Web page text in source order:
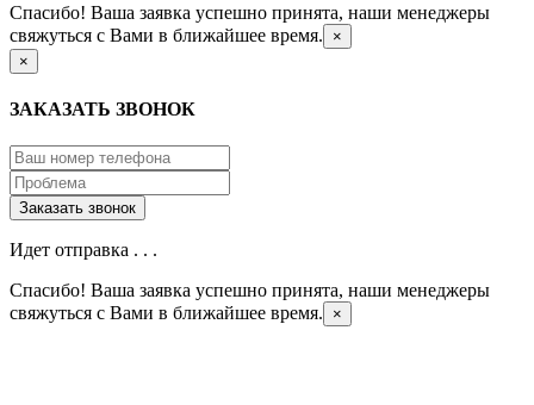
Спасибо! Ваша заявка успешно принята, наши менеджеры
свяжуться с Вами в ближайшее время.
×
×
ЗАКАЗАТЬ ЗВОНОК
Идет отправка . . .
Спасибо! Ваша заявка успешно принята, наши менеджеры
свяжуться с Вами в ближайшее время.
×